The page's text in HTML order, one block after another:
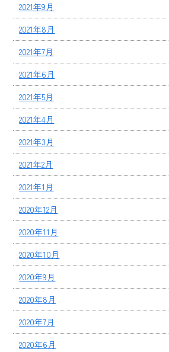
2021年9月
2021年8月
2021年7月
2021年6月
2021年5月
2021年4月
2021年3月
2021年2月
2021年1月
2020年12月
2020年11月
2020年10月
2020年9月
2020年8月
2020年7月
2020年6月